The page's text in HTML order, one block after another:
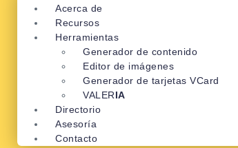
Acerca de
Recursos
Herramientas
Generador de contenido
Editor de imágenes
Generador de tarjetas VCard
VALERIA
Directorio
Asesoría
Contacto